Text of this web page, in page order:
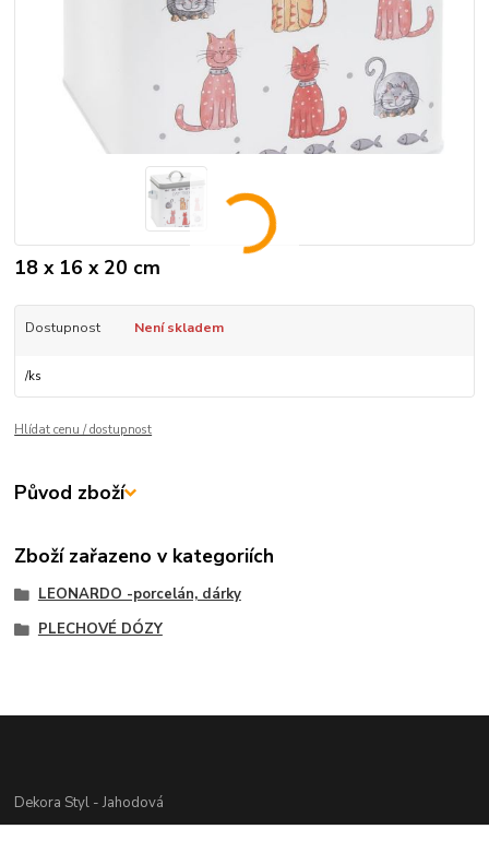
18 x 16 x 20 cm
Dostupnost Není skladem
/ks
Hlídat cenu / dostupnost
Původ zboží
Zboží zařazeno v kategoriích
LEONARDO -porcelán, dárky
PLECHOVÉ DÓZY
Dekora Styl - Jahodová